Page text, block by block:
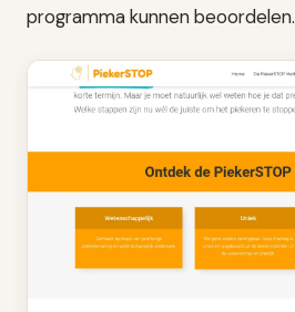
programma kunnen beoordelen.